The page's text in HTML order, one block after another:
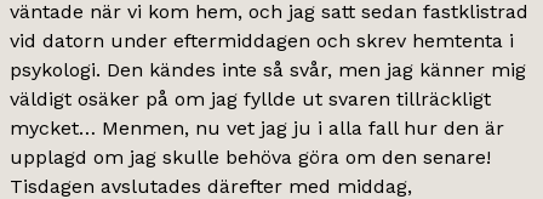
väntade när vi kom hem, och jag satt sedan fastklistrad
vid datorn under eftermiddagen och skrev hemtenta i
psykologi. Den kändes inte så svår, men jag känner mig
väldigt osäker på om jag fyllde ut svaren tillräckligt
mycket… Menmen, nu vet jag ju i alla fall hur den är
upplagd om jag skulle behöva göra om den senare!
Tisdagen avslutades därefter med middag,